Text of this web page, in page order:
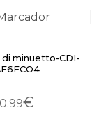
di minuetto-CDI-
0.99€